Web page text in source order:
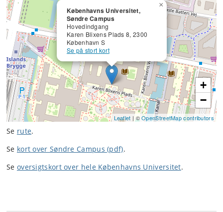
Københavns Universitet,
Søndre Campus
Hovedindgang
Karen Blixens Plads 8, 2300
København S
Se på stort kort
×
+
−
Leaflet | ©OpenStreetMap contributors
Se rute.
Se kort over Søndre Campus (pdf).
Se oversigtskort over hele Københavns Universitet.